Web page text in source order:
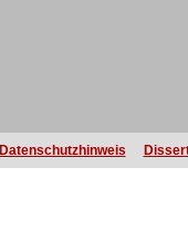
Datenschutzhinweis